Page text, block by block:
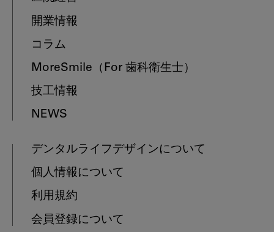
開業情報
コラム
MoreSmile （For 歯科衛生士）
技工情報
NEWS
デンタルライフデザインについて
個人情報について
利用規約
会員登録について